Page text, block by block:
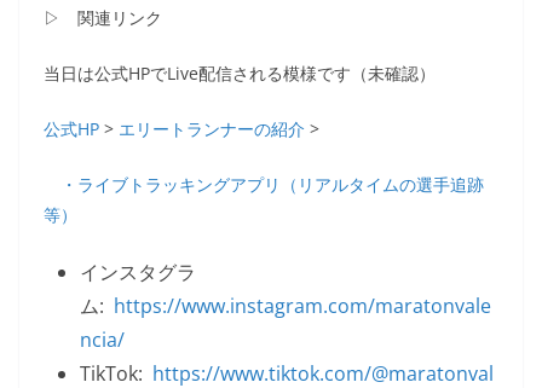
▷ 関連リンク
当日は公式HPでLive配信される模様です（未確認）
公式HP > エリートランナーの紹介 >
・ライブトラッキングアプリ（リアルタイムの選手追跡
等）
インスタグラ
ム: https://www.instagram.com/maratonvale
ncia/
TikTok: https://www.tiktok.com/@maratonval